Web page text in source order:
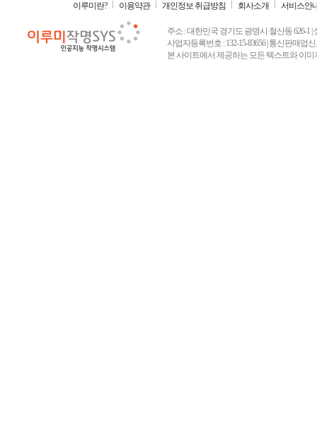
이루미란? 이용약관 개인정보 취급방침 회사소개 서비스안
주소 : 대한민국 경기도 광명시 철산동 626-1 |
사업자등록번호 : 132-15-83656 | 통신판매업
본 사이트에서 제공하는 모든 텍스트와 이